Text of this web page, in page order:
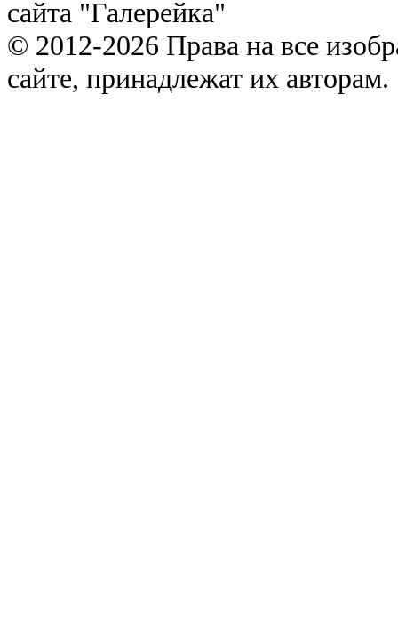
сайта "Галерейка"
© 2012-2026 Права на все
сайте, принадлежат их авторам.